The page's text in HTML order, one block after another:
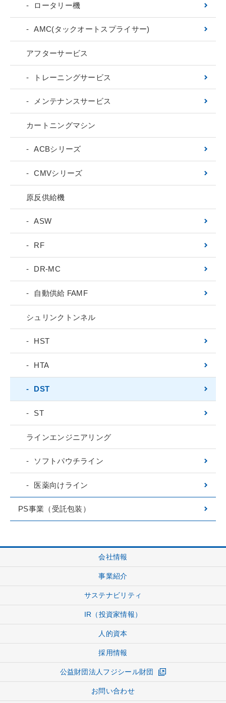
ロータリー機
AMC(タックオートスプライサー)
アフターサービス
トレーニングサービス
メンテナンスサービス
カートニングマシン
ACBシリーズ
CMVシリーズ
原反供給機
ASW
RF
DR-MC
自動供給 FAMF
シュリンクトンネル
HST
HTA
DST
ST
ラインエンジニアリング
ソフトパウチライン
医薬向けライン
PS事業（受託包装）
会社情報
事業紹介
サステナビリティ
IR（投資家情報）
人的資本
採用情報
公益財団法人フジシール財団
お問い合わせ